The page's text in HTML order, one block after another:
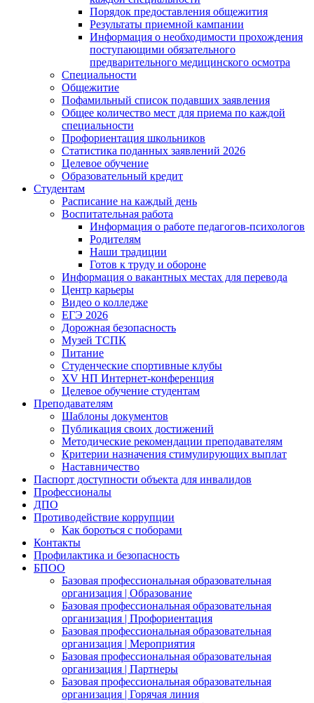
Порядок предоставления общежития
Результаты приемной кампании
Информация о необходимости прохождения
поступающими обязательного
предварительного медицинского осмотра
Специальности
Общежитие
Пофамильный список подавших заявления
Общее количество мест для приема по каждой
специальности
Профориентация школьников
Статистика поданных заявлений 2026
Целевое обучение
Образовательный кредит
Студентам
Расписание на каждый день
Воспитательная работа
Информация о работе педагогов-психологов
Родителям
Наши традиции
Готов к труду и обороне
Информация о вакантных местах для перевода
Центр карьеры
Видео о колледже
ЕГЭ 2026
Дорожная безопасность
Музей ТСПК
Питание
Студенческие спортивные клубы
XV НП Интернет-конференция
Целевое обучение студентам
Преподавателям
Шаблоны документов
Публикация своих достижений
Методические рекомендации преподавателям
Критерии назначения стимулирующих выплат
Наставничество
Паспорт доступности объекта для инвалидов
Профессионалы
ДПО
Противодействие коррупции
Как бороться с поборами
Контакты
Профилактика и безопасность
БПОО
Базовая профессиональная образовательная
организация | Образование
Базовая профессиональная образовательная
организация | Профориентация
Базовая профессиональная образовательная
организация | Мероприятия
Базовая профессиональная образовательная
организация | Партнеры
Базовая профессиональная образовательная
организация | Горячая линия